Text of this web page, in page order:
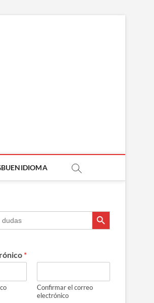
Botón de búsqueda
Botón de búsqueda
*
Confirmar el correo
electrónico